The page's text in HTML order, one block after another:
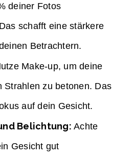
deiner Fotos
schafft eine stärkere
Betrachtern.
Make-up, um deine
Strahlen zu betonen. Das
auf dein Gesicht.
Belichtung: Achte
Gesicht gut